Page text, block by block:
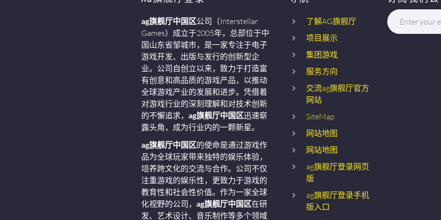
ag旗舰厅中国区公司（Interstellar
Games）成立于2005年，总部位于中
国山东省邹城市，是一家专注于电子
游戏开发、出版与发行的创新型企
业。公司自创立以来，致力于打造富
有创意和高品质的游戏产品，以推动
全球游戏产业的发展和进步。凭借着
对游戏行业的深刻理解和对技术创新
的不懈追求， ag旗舰厅中国区迅速崭
露头角，成为行业内的一颗新星。
ag旗舰厅中国区的使命是通过游戏作
品为全球玩家带来独特的娱乐体验，
培养跨文化的交流与合作。公司不仅
注重游戏的娱乐性，更致力于游戏的
教育性和社会性价值。作为一家全球
化视野的公司， ag旗舰厅中国区在研
发、艺术设计、音乐制作等多个领域
了解AG旗舰厅
项目展示
集团游戏
服务方向
交流ag旗舰厅官方
网站
SiteMap
网站地图
网站地图
ag旗舰厅登录网页
版
ag旗舰厅登录手机
版入口
Enter your